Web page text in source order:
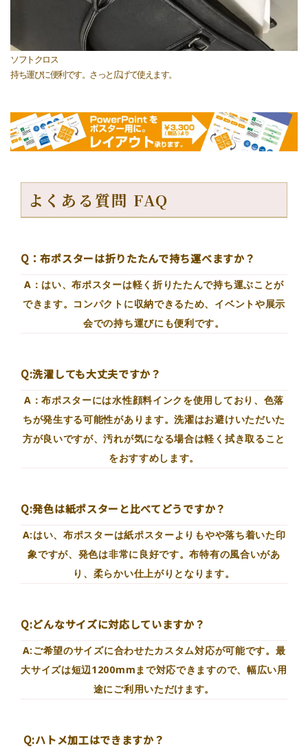
ソフトクロス
持ち運びに便利です。さっと広げて使えます。
よくある質問 FAQ
Q：布ポスターは折りたたんで持ち運べますか？
A：はい、布ポスターは軽く折りたたんで持ち運ぶことが
できます。コンパクトに収納できるため、イベントや展示
会での持ち運びにも便利です。
Q:洗濯しても大丈夫ですか？
A：布ポスターには水性顔料インクを使用しており、色落
ちが発生する可能性があります。洗濯はお避けいただいた
方が良いですが、汚れが気になる場合は軽く拭き取ること
をおすすめします。
Q:発色は紙ポスターと比べてどうですか？
A:はい、布ポスターは紙ポスターよりもやや落ち着いた印
象ですが、発色は非常に良好です。布特有の風合いがあ
り、柔らかい仕上がりとなります。
Q:どんなサイズに対応していますか？
A:ご希望のサイズに合わせたカスタム対応が可能です。最
大サイズは短辺1200mmまで対応できますので、幅広い用
途にご利用いただけます。
Q:ハトメ加工はできますか？